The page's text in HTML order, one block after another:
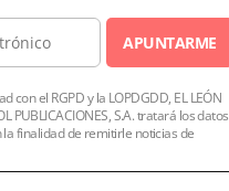
APUNTARME
con el RGPD y la LOPDGDD, EL LEÓN
PUBLICACIONES, S.A. tratará los datos
finalidad de remitirle noticias de